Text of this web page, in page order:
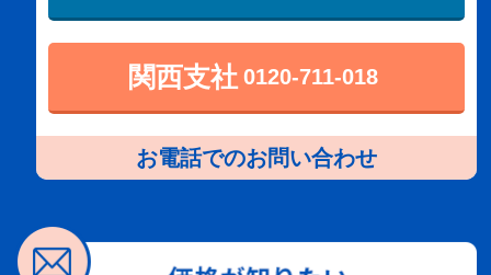
関西支社 0120-711-018
お電話でのお問い合わせ